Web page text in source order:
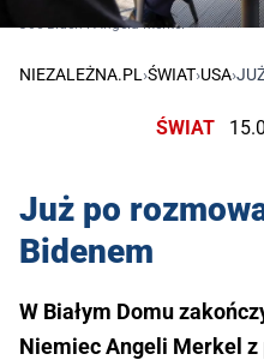
Joe Biden i Angela Merkel
NIEZALEŻNA.PL›ŚWIAT›USA›
ŚWIAT
Już po
Bidenem
W Białym Domu
Niemiec Angeli Merkel z